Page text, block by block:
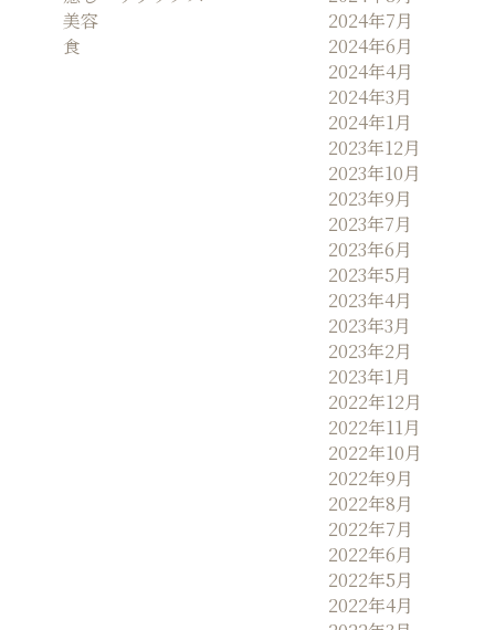
美容
食
2024年7月
2024年6月
2024年4月
2024年3月
2024年1月
2023年12月
2023年10月
2023年9月
2023年7月
2023年6月
2023年5月
2023年4月
2023年3月
2023年2月
2023年1月
2022年12月
2022年11月
2022年10月
2022年9月
2022年8月
2022年7月
2022年6月
2022年5月
2022年4月